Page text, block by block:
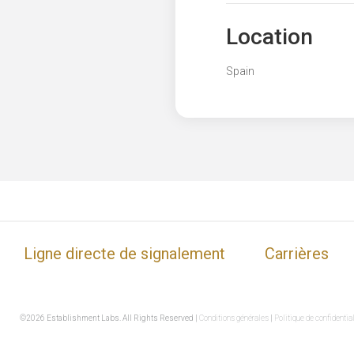
Location
Spain
Ligne directe de signalement Carrières
©2026 Establishment Labs. All Rights Reserved | Conditions générales Politique de